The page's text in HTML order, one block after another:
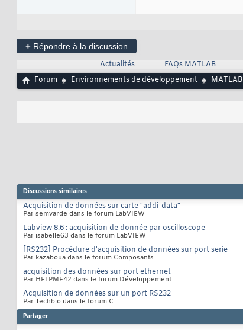
+ Répondre à la discussion
Actualités
FAQs MATLAB
Forum
Environnements de développement MATLAB
Discussions similaires
Acquisition de données sur carte "addi-data"
Par semvarde dans le forum LabVIEW
Labview 8.6 : acquisition de donnée par oscilloscope
Par isabelle63 dans le forum LabVIEW
[RS232] Procédure d'acquisition de données sur port serie
Par kazaboua dans le forum Composants
acquisition des données sur port ethernet
Par HELPME42 dans le forum Développement
Acquisition de données sur un port RS232
Par Techbio dans le forum C
Partager